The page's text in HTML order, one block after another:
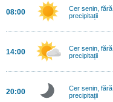
08:00
Cer senin, fără
precipitații
14:00
Cer senin, fără
precipitații
20:00
Cer senin, fără
precipitații